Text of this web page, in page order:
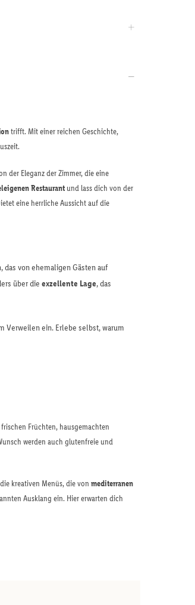
trifft. Mit einer reichen Geschichte,
der Eleganz der Zimmer, die eine
Restaurant und lass dich von der
eine herrliche Aussicht auf die
von ehemaligen Gästen auf
über die exzellente Lage, das
Verweilen ein. Erlebe selbst, warum
Früchten, hausgemachten
werden auch glutenfreie und
kreativen Menüs, die von mediterranen
Ausklang ein. Hier erwarten dich